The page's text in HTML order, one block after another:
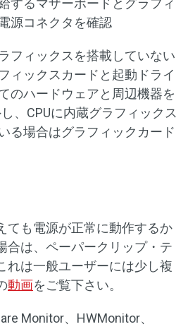
するマザーボードとグラフィ
源コネクタを確認
フィックスを搭載していない
ィックスカードと起動ドライ
のハードウェアと周辺機器を
、CPUに内蔵グラフィックス
る場合はグラフィックカード
ても電源が正常に動作するか
合は、ペーパークリップ・テ
れは一般ユーザーには少し複
動画をご覧下さい。
Monitor、HWMonitor、